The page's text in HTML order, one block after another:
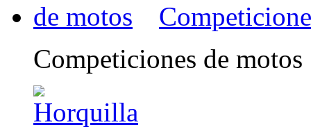
Competiciones de motos